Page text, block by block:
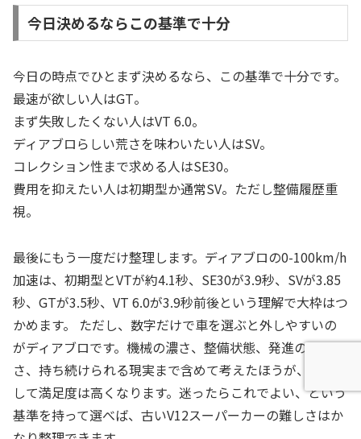
今日決めるならこの基準で十分
今日の時点でひとまず決めるなら、この基準で十分です。
最速が欲しい人はGT。
まず失敗したくない人はVT 6.0。
ディアブロらしい荒さを味わいたい人はSV。
コレクション性まで求める人はSE30。
費用を抑えたい人は初期型か通常SV。ただし整備履歴重
視。
最後にもう一度だけ整理します。ディアブロの0-100km/h
加速は、初期型とVTが約4.1秒、SE30が3.9秒、SVが3.85
秒、GTが3.5秒、VT 6.0が3.9秒前後という理解で大枠はつ
かめます。 ただし、数字だけで車を選ぶと外しやすいの
がディアブロです。機械の濃さ、整備状態、発進のしやす
さ、持ち続けられる現実まで含めて考えたほうが、結果と
して満足度は高くなります。迷ったらこれでよい、という
基準を持って選べば、古いV12スーパーカーの難しさはか